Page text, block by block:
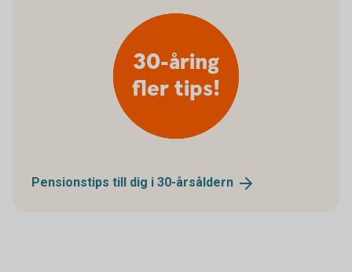
30-åring
fler tips!
Pensionstips till dig i 30-årsåldern